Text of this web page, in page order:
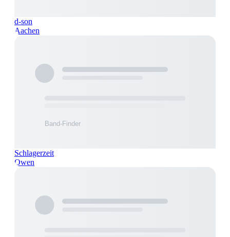
d-son
Aachen
Schlagerzeit
Owen